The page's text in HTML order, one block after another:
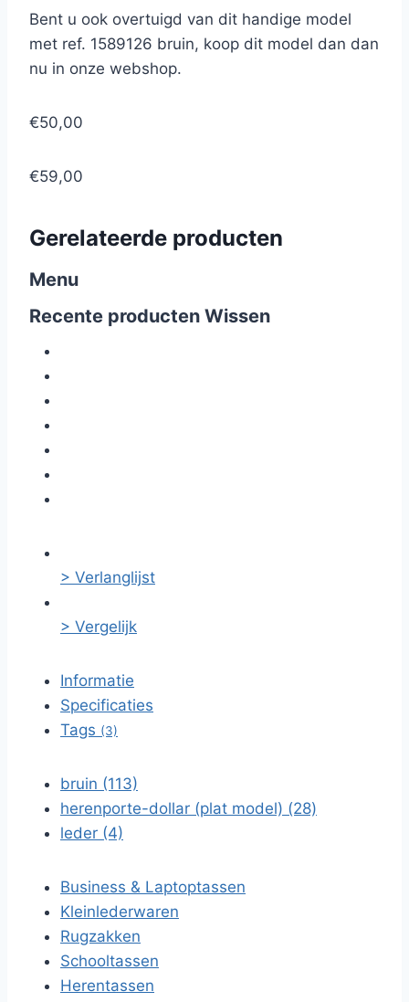
Bent u ook overtuigd van dit handige model
met ref. 1589126 bruin, koop dit model dan dan
nu in onze webshop.
€50,00
€59,00
Gerelateerde producten
Menu
Recente producten Wissen
> Verlanglijst
> Vergelijk
Informatie
Specificaties
Tags (3)
bruin (113)
herenporte-dollar (plat model) (28)
leder (4)
Business & Laptoptassen
Kleinlederwaren
Rugzakken
Schooltassen
Herentassen